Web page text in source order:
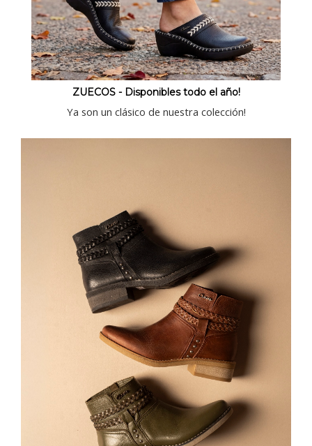
ZUECOS - Disponibles todo el año!
Ya son un clásico de nuestra colección!